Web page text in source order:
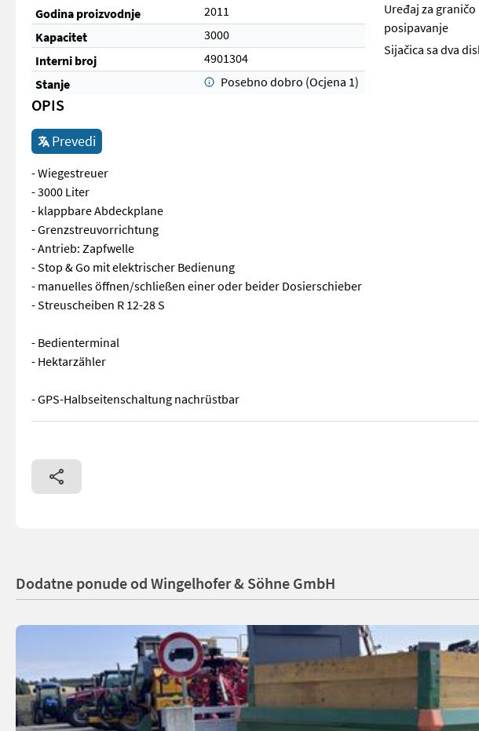
Godina proizvodnje
2011
Kapacitet
3000
Interni broj
4901304
Stanje
Posebno dobro (Ocjena 1)
Uređaj za graničo
posipavanje
Sijačica sa dva
OPIS
Prevedi
- Wiegestreuer
- 3000 Liter
- klappbare Abdeckplane
- Grenzstreuvorrichtung
- Antrieb: Zapfwelle
- Stop & Go mit elektrischer Bedienung
- manuelles öffnen/schließen einer oder beider Dosierschieber
- Streuscheiben R 12-28 S
- Bedienterminal
- Hektarzähler
- GPS-Halbseitenschaltung nachrüstbar
- Wiegestreuer - 3000 Liter - klappbare Abdeckplane - Grenzstreuvorrichtung -
Dodatne ponude od Wingelhofer & Söhne GmbH